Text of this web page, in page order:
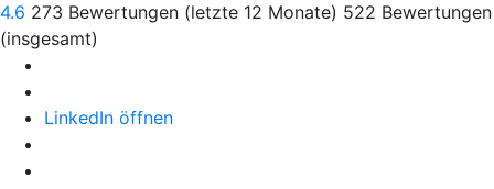
4.6 273 Bewertungen (letzte 12 Monate) 522 Bewertungen
(insgesamt)
LinkedIn öffnen